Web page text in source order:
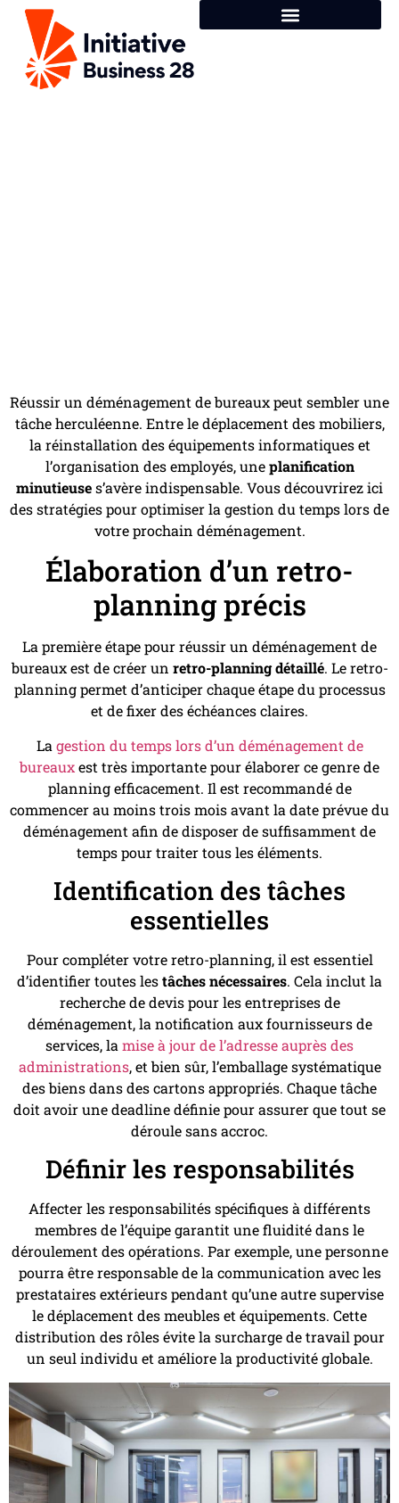
Réussir un déménagement de bureaux peut sembler une
tâche herculéenne. Entre le déplacement des mobiliers,
la réinstallation des équipements informatiques et
l’organisation des employés, uneplanification
minutieuses’avère indispensable. Vous découvrirez ici
des stratégies pour optimiser la gestion du temps lors de
votre prochain déménagement.
Élaboration d’un retro-
planning précis
La première étape pour réussir un déménagement de
bureaux est de créer un retro-planning détaillé. Le retro-
planning permet d’anticiper chaque étape du processus
et de fixer des échéances claires.
La gestion du temps lors d’un déménagement de
bureauxest très importante pour élaborer ce genre de
planning efficacement. Il est recommandé de
commencer au moins trois mois avant la date prévue du
déménagement afin de disposer de suffisamment de
temps pour traiter tous les éléments.
Identification des tâches
essentielles
Pour compléter votre retro-planning, il est essentiel
d’identifier toutes lestâches nécessaires. Cela inclut la
recherche de devis pour les entreprises de
déménagement, la notification aux fournisseurs de
services, la mise à jour de l’adresse auprès des
administrations, et bien sûr, l’emballage systématique
des biens dans des cartons appropriés. Chaque tâche
doit avoir une deadline définie pour assurer que tout se
déroule sans accroc.
Définir les responsabilités
Affecter les responsabilités spécifiques à différents
membres de l’équipe garantit une fluidité dans le
déroulement des opérations. Par exemple, une personne
pourra être responsable de la communication avec les
prestataires extérieurs pendant qu’une autre supervise
le déplacement des meubles et équipements. Cette
distribution des rôles évite la surcharge de travail pour
un seul individu et améliore la productivité globale.